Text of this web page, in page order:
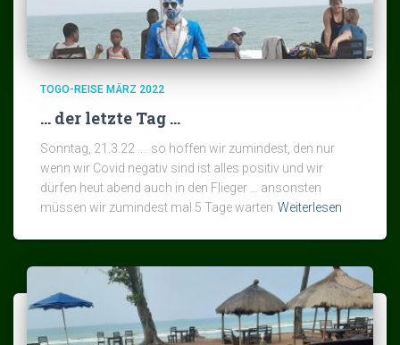
TOGO-REISE MÄRZ 2022
… der letzte Tag …
Sonntag, 21.3.22 …. so hoffen wir zumindest, den nur
wenn wir Covid negativ sind ist alles positiv und wir
dürfen heut abend auch in den Flieger … ansonsten
müssen wir zumindest mal 5 Tage warten Weiterlesen